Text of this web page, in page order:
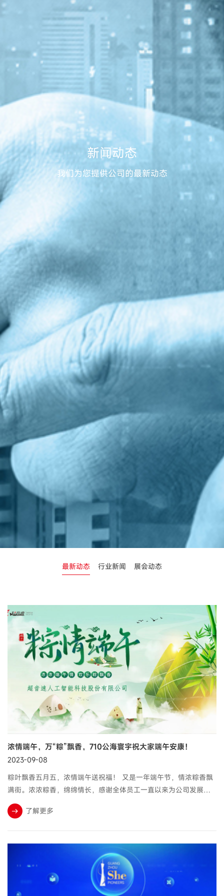
新闻动态
我们为您提供公司的最新动态
最新动态 行业新闻 展会动态
浓情端午，万“粽”飘香，710公海寰宇祝大家端午安康！
2023-09-08
粽叶飘香五月五，浓情端午送祝福！ 又是一年端午节，情浓粽香飘
满街。浓浓粽香，绵绵情长，感谢全体员工一直以来为公司发展付
出的辛勤努力，感谢关心和支持710公海寰宇发展的社会各界人士，
710公海寰宇祝大家端午安康！ 超音...
了解更多